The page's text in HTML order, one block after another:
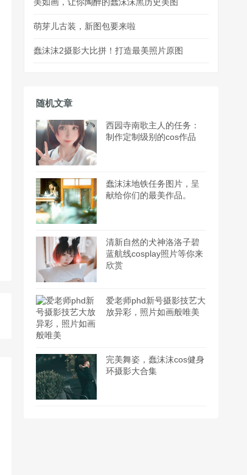
萌芽儿古装，新图包要来啦
蠢沫沫2摄影大比拼！打造最美照片原图
随机文章
西园寺南歌主人的任务：
制作定制级别的cos作品
蠢沫沫地铁任务图片，呈
献给你们的最美作品。
清新自然的犬神洛洛子碧
蓝航线cosplay照片等你来
欣赏
爱老师phd新号摄影技艺大
放异彩，照片如画般唯美
完美舞姿，蠢沫沫cos健身
环摄影大合集